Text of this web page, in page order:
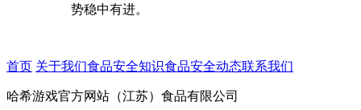
势稳中有进。
首页 关于我们食品安全知识食品安全动态联系我们
哈希游戏官方网站（江苏）食品有限公司